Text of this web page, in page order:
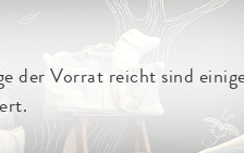
FAMILY
Versandkosten sparen!